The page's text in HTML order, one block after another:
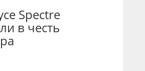
Spectre
в честь